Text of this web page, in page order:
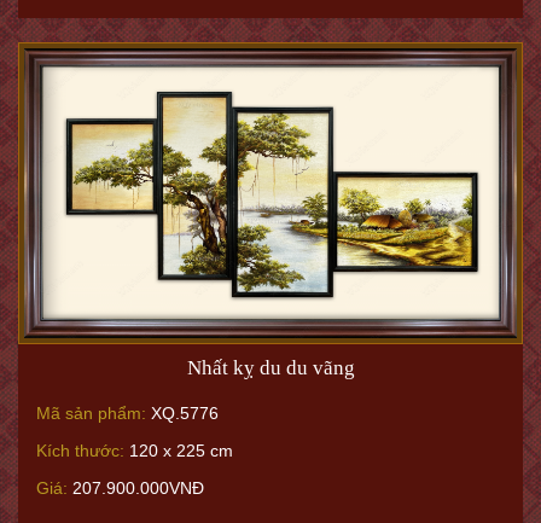
Nhất kỵ du du vãng
Mã sản phẩm: XQ.5776
Kích thước: 120 x 225 cm
Giá: 207.900.000VNĐ